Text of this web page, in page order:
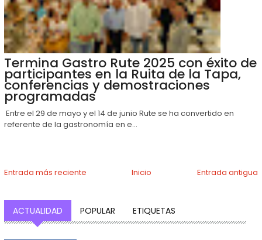
Termina Gastro Rute 2025 con éxito de
participantes en la Ruita de la Tapa,
conferencias y demostraciones
programadas
Entre el 29 de mayo y el 14 de junio Rute se ha convertido en
referente de la gastronomía en e...
Entrada más reciente Entrada antigua
Inicio
ACTUALIDAD POPULAR ETIQUETAS